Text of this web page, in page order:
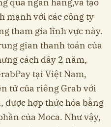
mạnh với các công ty
tham gia lĩnh vực này.
gian thanh toán của
cách đây 2 năm,
tại Việt Nam,
tử của riêng Grab với
được hợp thức hóa bằng
của Moca. Như vậy,